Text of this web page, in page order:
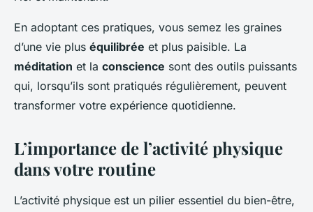
En adoptant ces pratiques, vous semez les graines
d’une vie plus équilibrée et plus paisible. La
méditation et la conscience sont des outils puissants
qui, lorsqu’ils sont pratiqués régulièrement, peuvent
transformer votre expérience quotidienne.
L’importance de l’activité physique
dans votre routine
L’activité physique est un pilier essentiel du bien-être,